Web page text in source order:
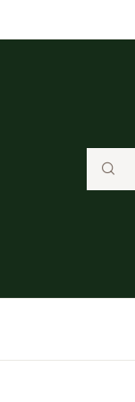
Search